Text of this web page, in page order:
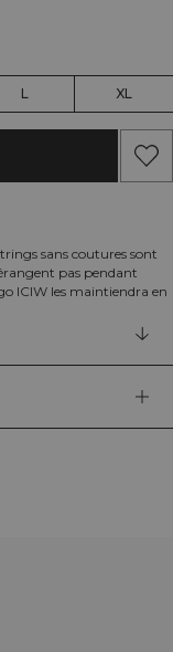
L XL
sans coutures sont
pas pendant
ICIW les maintiendra en